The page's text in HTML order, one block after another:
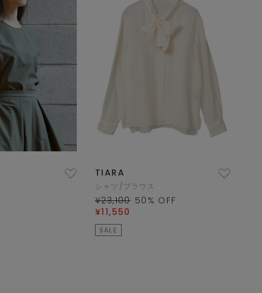
TIARA
シャツ/ブラウス
¥23,100 50 % OFF
¥11,550
SALE